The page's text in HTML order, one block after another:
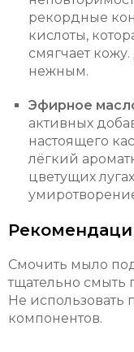
рекордные
кислоты,
смягчает
нежным.
Эфирное
активных
настоящего
лёгкий
цветущих
Смочить мыло
тщательно смыть
Не использовать
компонентов.